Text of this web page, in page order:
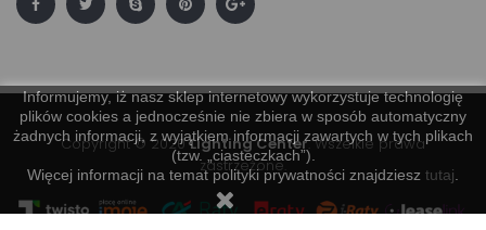
Informujemy, iż nasz sklep internetowy wykorzystuje technologię
plików cookies a jednocześnie nie zbiera w sposób automatyczny
żadnych informacji, z wyjątkiem informacji zawartych w tych plikach
(tzw. „ciasteczkach”).
Więcej informacji na temat polityki prywatności znajdziesz tutaj
Copyright © 2020Lighting Center. Wszelkie prawa
zastrzeżone.